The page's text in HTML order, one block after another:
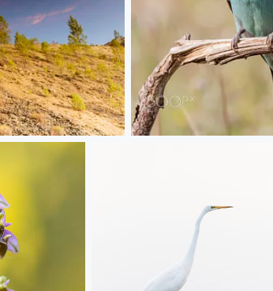
20180419 Doñana - 144